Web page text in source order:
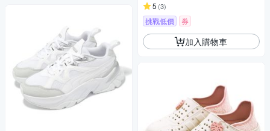
5 (3)
挑戰低價 券
加入購物車